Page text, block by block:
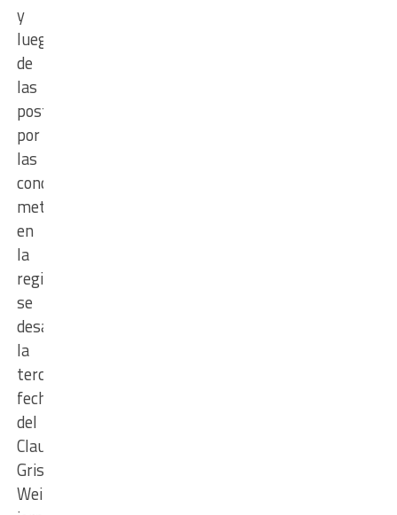
y
luego
de
las
postergaciones
por
las
condiciones
meteorológicas
en
la
región,
se
desarrollará
la
tercera
fecha
del
Clausura
Griselda
Weimer,